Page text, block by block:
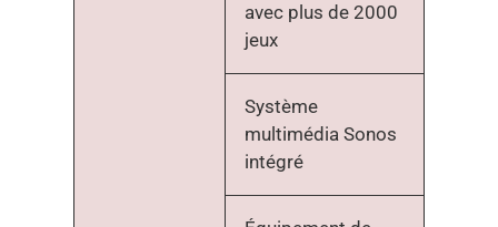
avec plus de 2000
jeux
Système
multimédia Sonos
intégré